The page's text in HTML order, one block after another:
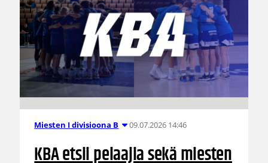
Miesten I divisioona B 09.07.2026 14:46
KBA etsii pelaajia sekä miesten